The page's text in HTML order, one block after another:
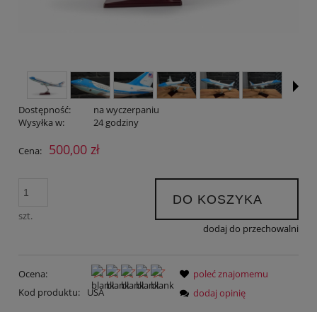
Dostępność:
na wyczerpaniu
Wysyłka w:
24 godziny
Cena: 500,00 zł
szt.
DO KOSZYKA
dodaj do przechowalni
Ocena:
Kod produktu:
USA
poleć znajomemu
dodaj opinię